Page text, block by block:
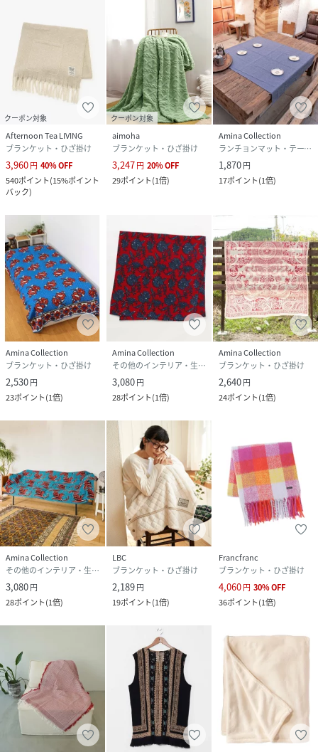
クーポン対象
Afternoon Tea LIVING
ブランケット・ひざ掛け
3,960円 40%OFF
540ポイント(15%ポイント
バック)
クーポン対象
aimoha
ブランケット・ひざ掛け
3,247円 20%OFF
29ポイント(1倍)
Amina Collection
ランチョンマット・テーブルクロス
1,870円
17ポイント(1倍)
Amina Collection
ブランケット・ひざ掛け
2,530円
23ポイント(1倍)
Amina Collection
その他のインテリア・生活雑貨
3,080円
28ポイント(1倍)
Amina Collection
ブランケット・ひざ掛け
2,640円
24ポイント(1倍)
Amina Collection
その他のインテリア・生活雑貨
3,080円
28ポイント(1倍)
LBC
ブランケット・ひざ掛け
2,189円
19ポイント(1倍)
Francfranc
ブランケット・ひざ掛け
4,060円 30%OFF
36ポイント(1倍)